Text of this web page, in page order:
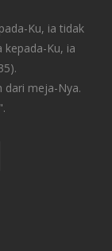
Ku, ia tidak
kepada-Ku, ia
dari meja-Nya.